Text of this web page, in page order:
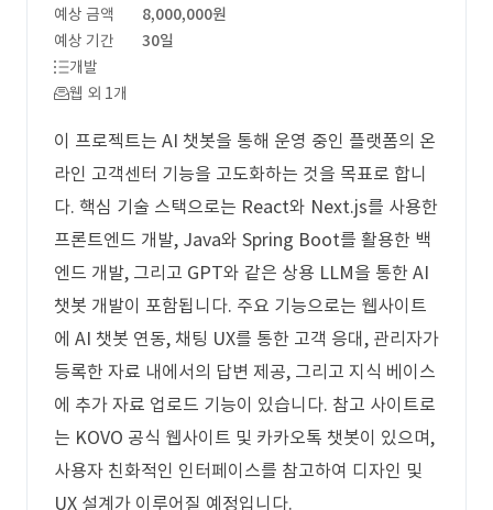
예상 금액
8,000,000원
예상 기간
30일
개발
웹 외 1개
이 프로젝트는 AI 챗봇을 통해 운영 중인 플랫폼의 온
라인 고객센터 기능을 고도화하는 것을 목표로 합니
다. 핵심 기술 스택으로는 React와 Next.js를 사용한
프론트엔드 개발, Java와 Spring Boot를 활용한 백
엔드 개발, 그리고 GPT와 같은 상용 LLM을 통한 AI
챗봇 개발이 포함됩니다. 주요 기능으로는 웹사이트
에 AI 챗봇 연동, 채팅 UX를 통한 고객 응대, 관리자가
등록한 자료 내에서의 답변 제공, 그리고 지식 베이스
에 추가 자료 업로드 기능이 있습니다. 참고 사이트로
는 KOVO 공식 웹사이트 및 카카오톡 챗봇이 있으며,
사용자 친화적인 인터페이스를 참고하여 디자인 및
UX 설계가 이루어질 예정입니다.